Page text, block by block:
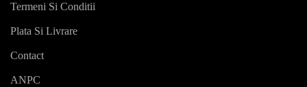
Termeni Si Conditii
Plata Si Livrare
Contact
ANPC